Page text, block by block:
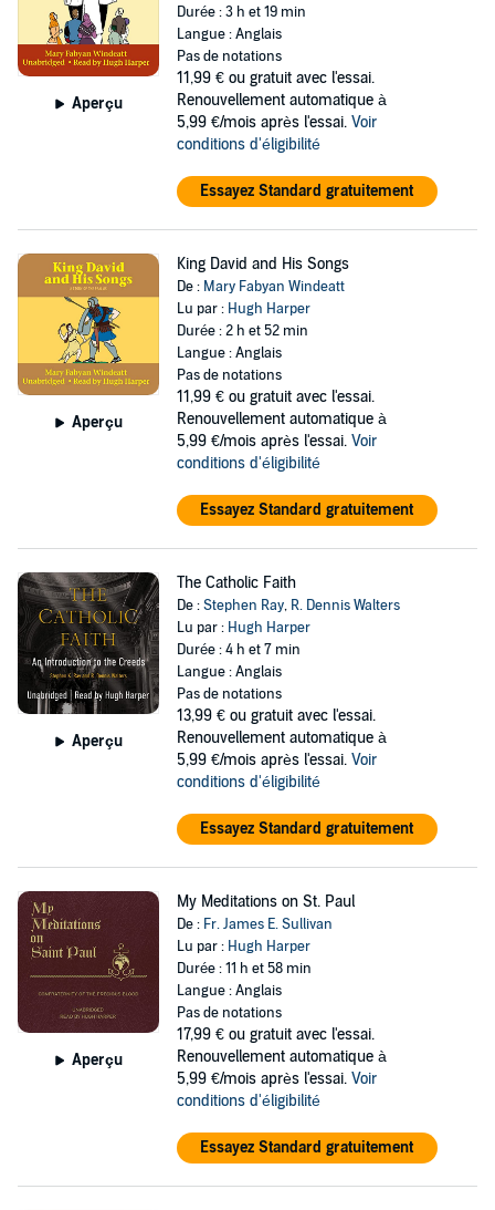
Aperçu
Durée : 3 h et 19 min
Langue : Anglais
Pas de notations
11,99 € ou gratuit avec l'essai.
Renouvellement automatique à
5,99 €/mois après l'essai. Voir
conditions d'éligibilité
Essayez Standard gratuitement
Aperçu
King David and His Songs
De : Mary Fabyan Windeatt
Lu par : Hugh Harper
Durée : 2 h et 52 min
Langue : Anglais
Pas de notations
11,99 € ou gratuit avec l'essai.
Renouvellement automatique à
5,99 €/mois après l'essai. Voir
conditions d'éligibilité
Essayez Standard gratuitement
Aperçu
The Catholic Faith
De :Stephen Ray, R. Dennis Walters
Lu par : Hugh Harper
Durée : 4 h et 7 min
Langue : Anglais
Pas de notations
13,99 € ou gratuit avec l'essai.
Renouvellement automatique à
5,99 €/mois après l'essai. Voir
conditions d'éligibilité
Essayez Standard gratuitement
Aperçu
My Meditations on St. Paul
De : Fr. James E. Sullivan
Lu par : Hugh Harper
Durée : 11 h et 58 min
Langue : Anglais
Pas de notations
17,99 € ou gratuit avec l'essai.
Renouvellement automatique à
5,99 €/mois après l'essai. Voir
conditions d'éligibilité
Essayez Standard gratuitement